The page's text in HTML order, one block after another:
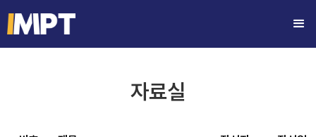
자료실